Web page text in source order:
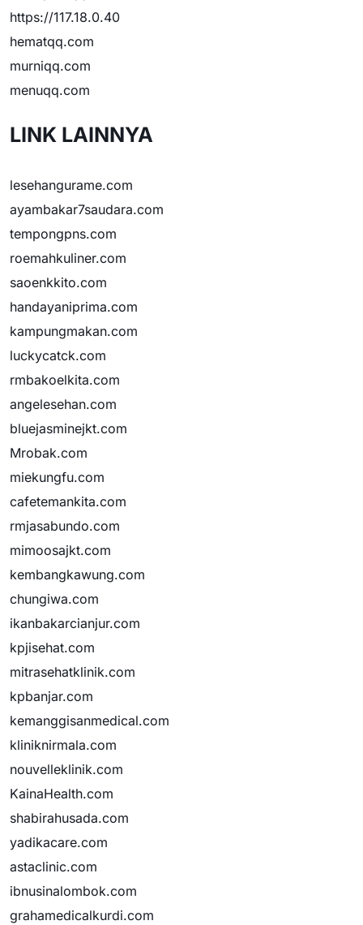
https://117.18.0.40
hematqq.com
murniqq.com
menuqq.com
LINK LAINNYA
lesehangurame.com
ayambakar7saudara.com
tempongpns.com
roemahkuliner.com
saoenkkito.com
handayaniprima.com
kampungmakan.com
luckycatck.com
rmbakoelkita.com
angelesehan.com
bluejasminejkt.com
Mrobak.com
miekungfu.com
cafetemankita.com
rmjasabundo.com
mimoosajkt.com
kembangkawung.com
chungiwa.com
ikanbakarcianjur.com
kpjisehat.com
mitrasehatklinik.com
kpbanjar.com
kemanggisanmedical.com
kliniknirmala.com
nouvelleklinik.com
KainaHealth.com
shabirahusada.com
yadikacare.com
astaclinic.com
ibnusinalombok.com
grahamedicalkurdi.com